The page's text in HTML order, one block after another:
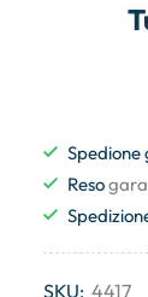
Reso
SKU: 4417